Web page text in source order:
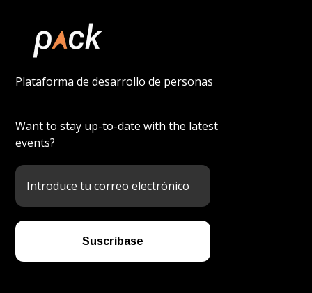
Plataforma de desarrollo de personas
Want to stay up-to-date with the latest
events?